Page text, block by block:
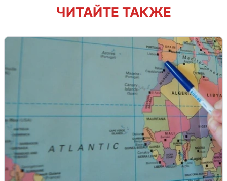
ЧИТАЙТЕ ТАКЖЕ